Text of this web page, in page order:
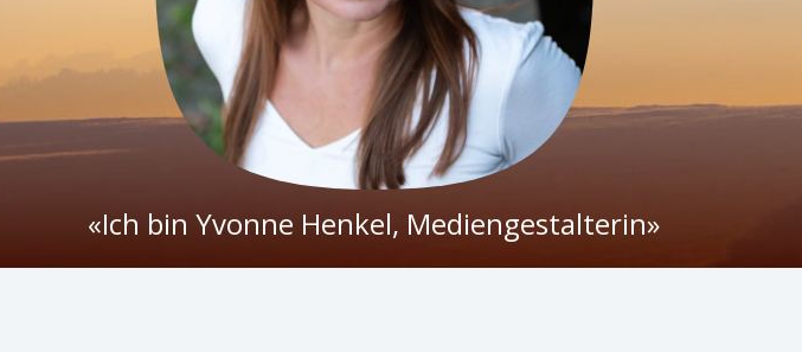
«Ich bin Yvonne Henkel, Mediengestalterin»